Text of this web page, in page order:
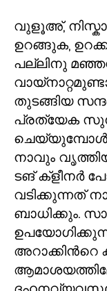
വുളൂഅ്,
ഉറങ്ങുക,
പല്ലിനു
തുടങ്ങിയ
പ്രത്യേക
ചെയ്യുമ്പോൾ
നാവും
ടങ് ക്ളീനർ
വടിക്കുന്നത്
ബാധിക്കും.
അറാക്കിൻറെ